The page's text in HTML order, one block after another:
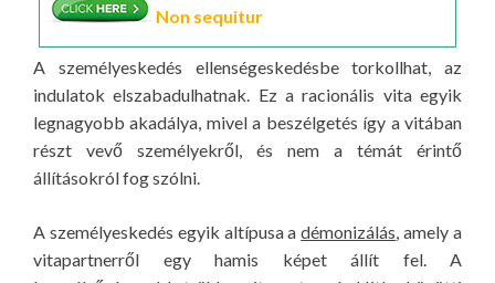
Non sequitur
A non sequitur egy érvelési hiba, amikor egymástól
független állítás(ok)ból egy hamis konklúziót vonunk
le. A szó jelentése:nem következik.
Példák:
egyik betelefonálójától származnak:
A személyeskedés ellenségeskedésbe torkollhat, az
indulatok elszabadulhatnak. Ez a racionális vita egyik
legnagyobb akadálya, mivel a beszélgetés így a vitában
részt vevő személyekről, és nem a témát érintő
állításokról fog szólni.
A személyeskedés egyik altípusa adémonizálás, amely a
vitapartnerről egy hamis képet állít fel. A